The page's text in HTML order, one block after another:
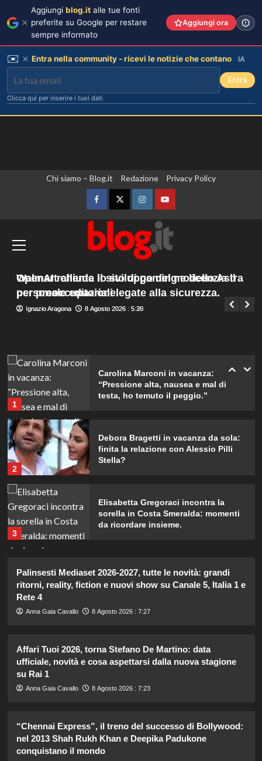
Chi siamo – Blog.it Redazione Privacy Policy
FacebookTwitterInstagramYouTube
principale
Zelensky in Serbia, prima visita
dall’inizio della guerra
Giuseppe Recca 8 Agosto 2026 : 7:45
Walmart chiude il sito di gaming e licenzia il
personale editoriale.
Ignazio Aragona 8 Agosto 2026 : 5:30
OpenAI rallenta lo sviluppo del modello Astra
per preoccupazioni legate alla sicurezza.
Ignazio Aragona 8 Agosto 2026 : 5:25
Elisabetta Gregoraci incontra la
sorella in Costa Smeralda: momenti
da ricordare insieme.
4
Il midi dress azzurro di Harriet
Phillips: l’eleganza estiva che non
Danilo D’Angelo: “Dopo Francesca,
1
Carolina Marconi in vacanza:
“Pressione alta, nausea e mal di
testa, ho temuto il peggio.”
2
Debora Bragetti in vacanza da sola:
finita la relazione con Alessio Pilli
Stella?
3
Elisabetta Gregoraci incontra la
sorella in Costa Smeralda: momenti
da ricordare insieme.
Il midi dress azzurro di Harriet
Phillips: l’eleganza estiva che non
dimenticherò mai.
faccio fatica a ritrovare me stesso”
Palinsesti Mediaset 2026-2027, tutte le novità: grandi
ritorni, reality, fiction e nuovi show su Canale 5, Italia 1 e
Rete 4
Anna Gaia Cavallo 8 Agosto 2026 : 7:27
Affari Tuoi 2026, torna Stefano De Martino: data
ufficiale, novità e cosa aspettarsi dalla nuova stagione
su Rai 1
Anna Gaia Cavallo 8 Agosto 2026 : 7:23
“Chennai Express”, il treno del successo di Bollywood:
nel 2013 Shah Rukh Khan e Deepika Padukone
conquistano il mondo
Aggiungi blog.it alle tue fonti
preferite su Google per restare
sempre informato
Aggiungi ora
✉️ Entra nella community - ricevi le notizie che contano IA
Entra
Clicca qui per inserire i tuoi dati